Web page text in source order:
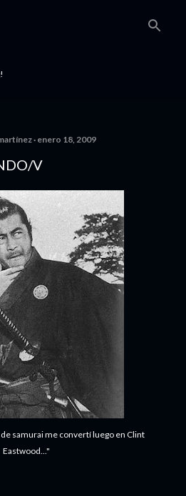
enero 18, 2009
V
samurai me convertí luego en Clint
Eastwood..."